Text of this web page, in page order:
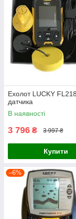
Ехолот LUCKY
датчика
В наявності
3 796 ₴ 3 997 ₴
Купити
–6%